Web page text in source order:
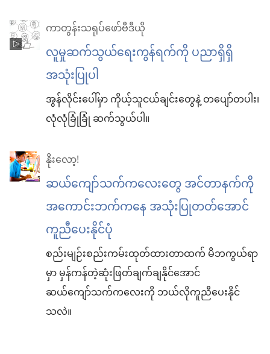
ကာတွန်းသရုပ်ဖော်ဗီဒီယို
လူမှုဆက်သွယ်ရေးကွန်ရက်ကို ပညာရှိရှိ
အသုံးပြုပါ
အွန်လိုင်းပေါ်မှာ ကိုယ့်သူငယ်ချင်းတွေနဲ့ တပျော်တပါး၊
လုံလုံခြုံခြုံ ဆက်သွယ်ပါ။
နိုးလော့!
ဆယ်ကျော်သက်ကလေးတွေ အင်တာနက်ကို
အကောင်းဘက်ကနေ အသုံးပြုတတ်အောင်
ကူညီပေးနိုင်ပုံ
စည်းမျဉ်းစည်းကမ်းထုတ်ထားတာထက် မိဘကွယ်ရာ
မှာ မှန်ကန်တဲ့ဆုံးဖြတ်ချက်ချနိုင်အောင်
ဆယ်ကျော်သက်ကလေးကို ဘယ်လိုကူညီပေးနိုင်
သလဲ။